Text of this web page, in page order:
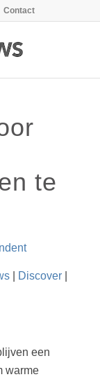
Contact
te
| Discover|
een
warme